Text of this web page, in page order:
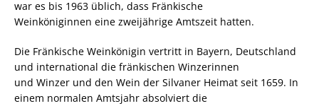
war es bis 1963 üblich, dass Fränkische
Weinköniginnen eine zweijährige Amtszeit hatten.
Die Fränkische Weinkönigin vertritt in Bayern, Deutschland
und international die fränkischen Winzerinnen
und Winzer und den Wein der Silvaner Heimat seit 1659. In
einem normalen Amtsjahr absolviert die